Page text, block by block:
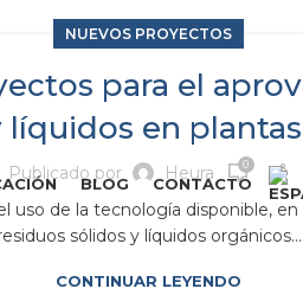
BLOG CONTACTO
NUEVOS PROYECTOS
para el
líquidos en
Publicado por Heura 0
uso de la tecnología disponible,
sólidos y líquidos orgánicos...
CONTINUAR LEYENDO